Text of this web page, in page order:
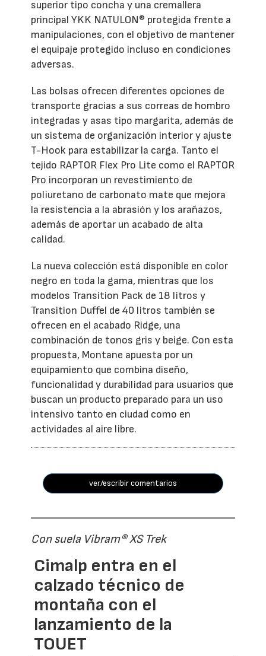
superior tipo concha y una cremallera
principal YKK NATULON® protegida frente a
manipulaciones, con el objetivo de mantener
el equipaje protegido incluso en condiciones
adversas.
Las bolsas ofrecen diferentes opciones de
transporte gracias a sus correas de hombro
integradas y asas tipo margarita, además de
un sistema de organización interior y ajuste
T-Hook para estabilizar la carga. Tanto el
tejido RAPTOR Flex Pro Lite como el RAPTOR
Pro incorporan un revestimiento de
poliuretano de carbonato mate que mejora
la resistencia a la abrasión y los arañazos,
además de aportar un acabado de alta
calidad.
La nueva colección está disponible en color
negro en toda la gama, mientras que los
modelos Transition Pack de 18 litros y
Transition Duffel de 40 litros también se
ofrecen en el acabado Ridge, una
combinación de tonos gris y beige. Con esta
propuesta, Montane apuesta por un
equipamiento que combina diseño,
funcionalidad y durabilidad para usuarios que
buscan un producto preparado para un uso
intensivo tanto en ciudad como en
actividades al aire libre.
ver/escribir comentarios
Con suela Vibram® XS Trek
Cimalp entra en el
calzado técnico de
montaña con el
lanzamiento de la
TOUET